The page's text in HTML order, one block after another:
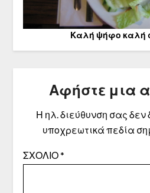
Καλή ψήφο καλή
Αφήστε μια
Η ηλ. διεύθυνση σας δεν
υποχρεωτικά πεδία
ΣΧΌΛΙΟ*